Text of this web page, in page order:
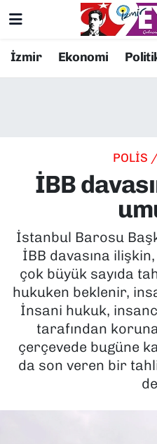
İzmir Ekonomi
POLİS
İBB
İstanbul Barosu
İBB davasına
çok büyük sayıda
hukuken beklenir,
İnsani hukuk,
tarafından
çerçevede bugüne
da son veren bir
Resmi İlanlar
EKONOMİ
KÜLTÜR SANAT
MAGAZİN
POLİTİKA
SAĞLIK
TEKNOLOJİ
Konak Nöbetçi
Süper Lig Puan
Tüm Manşetler
Son Dakika
Haber Arşivi